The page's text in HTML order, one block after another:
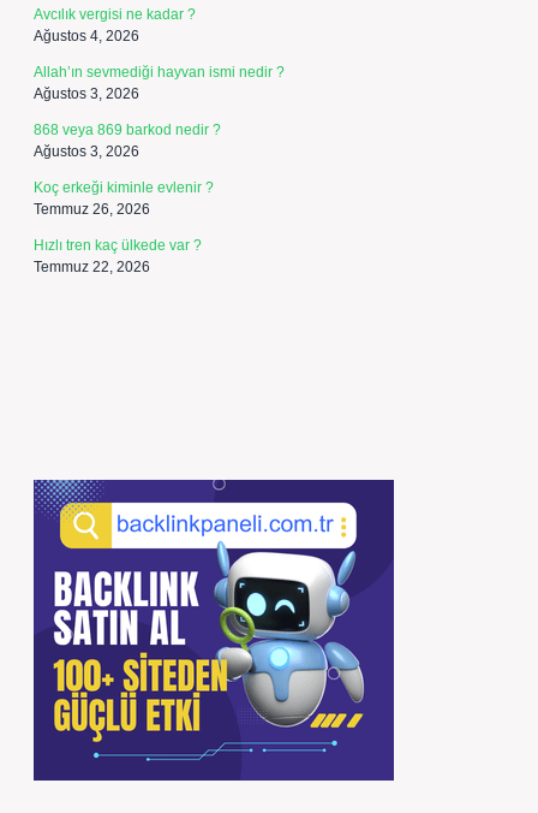
Avcılık vergisi ne kadar ?
Ağustos 4, 2026
Allah’ın sevmediği hayvan ismi nedir ?
Ağustos 3, 2026
868 veya 869 barkod nedir ?
Ağustos 3, 2026
Koç erkeği kiminle evlenir ?
Temmuz 26, 2026
Hızlı tren kaç ülkede var ?
Temmuz 22, 2026